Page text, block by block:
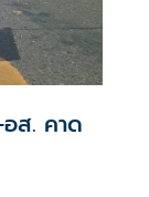
ส. คาด